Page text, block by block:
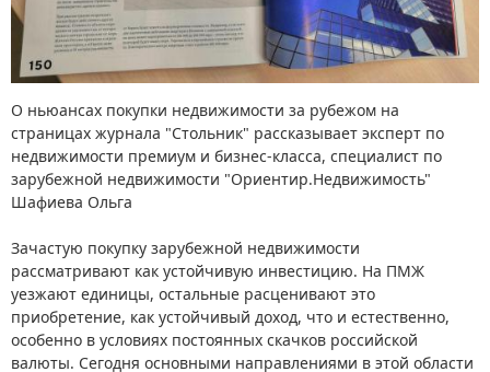
О ньюансах покупки недвижимости за рубежом на
страницах журнала "Стольник" рассказывает эксперт по
недвижимости премиум и бизнес-класса, специалист по
зарубежной недвижимости "Ориентир.Недвижимость"
Шафиева Ольга
Зачастую покупку зарубежной недвижимости
рассматривают как устойчивую инвестицию. На ПМЖ
уезжают единицы, остальные расценивают это
приобретение, как устойчивый доход, что и естественно,
особенно в условиях постоянных скачков российской
валюты. Сегодня основными направлениями в этой области